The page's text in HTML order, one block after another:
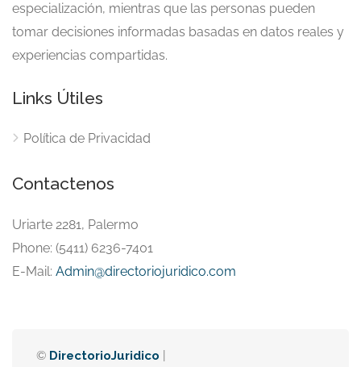
especialización, mientras que las personas pueden
tomar decisiones informadas basadas en datos reales y
experiencias compartidas.
Links Útiles
Política de Privacidad
Contactenos
Uriarte 2281, Palermo
Phone: (5411) 6236-7401
E-Mail: Admin@directoriojuridico.com
© DirectorioJuridico